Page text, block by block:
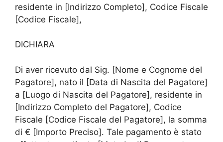
residente in [Indirizzo Completo], Codice Fiscale
[Codice Fiscale],
DICHIARA
Di aver ricevuto dal Sig. [Nome e Cognome del
Pagatore], nato il [Data di Nascita del Pagatore]
a [Luogo di Nascita del Pagatore], residente in
[Indirizzo Completo del Pagatore], Codice
Fiscale [Codice Fiscale del Pagatore], la somma
di € [Importo Preciso]. Tale pagamento è stato